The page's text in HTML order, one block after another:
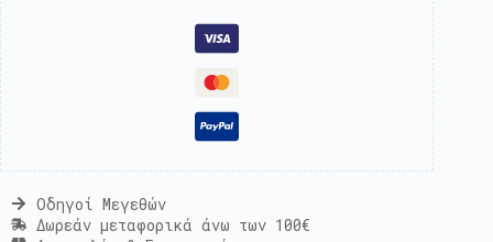
Οδηγοί Μεγεθών
Δωρεάν μεταφορικά άνω των 100€